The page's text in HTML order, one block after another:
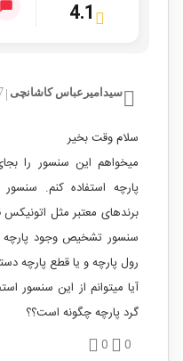
4.1
سیدامیرعباس کاشانچی | 7 ماه پیش
سلام وقت بخیر
میخواهم این سنسور را
پارچه استفاده کنم.
برندهای معتبر مثل اتونیکس
سنسور تشخیص وجود
رول پارچه و یا قطع پارچه
آیا میتوانم از این سنسور
گرد پارچه چگونه است؟؟
0
0